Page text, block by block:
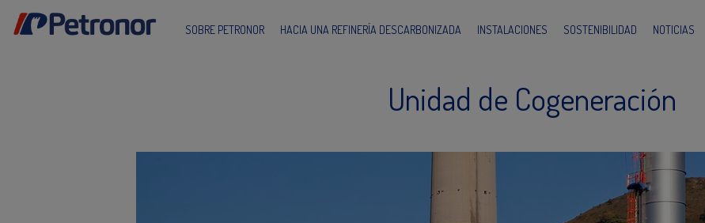
SOBRE PETRONOR HACIA UNA REFINERÍA DESCARBONIZADA INSTALACIONES SOSTENIBILIDAD NOTICIAS
Unidad de Cogeneración